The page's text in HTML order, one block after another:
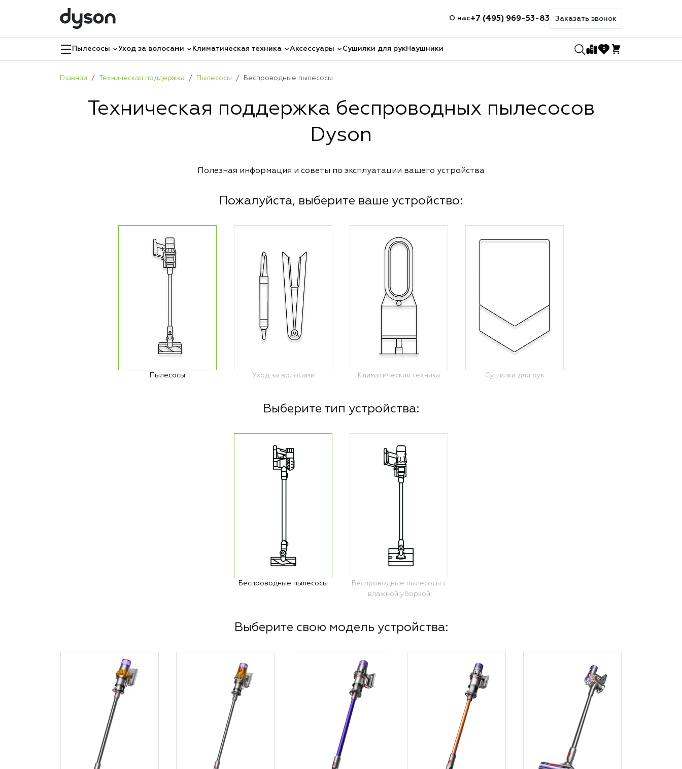
О нас+7 (495) 969-53-83 Заказать звонок
Пылесосы Уход за волосами Климатическая техника Аксессуары Сушилки для рукНаушники 0 0
Главная Техническая поддержка Пылесосы Беспроводные пылесосы
Техническая поддержка беспроводных пылесосов
Dyson
Полезная информация и советы по эксплуатации вашего устройства
Пожалуйста, выберите ваше устройство:
Пылесосы Уход за волосами Климатическая техника Сушилки для рук
Выберите тип устройства:
Беспроводные пылесосы
Беспроводные пылесосы с
влажной уборкой
Выберите свою модель устройства: